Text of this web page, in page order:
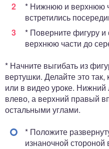
* Нижнюю и верхнюю
встретились
* Поверните фигуру
верхнюю части до
* Начните выгибать из
вертушки. Делайте это
или в видео уроке.
влево, а верхний правый
остальными углами.
* Положите
изнаночной стороной